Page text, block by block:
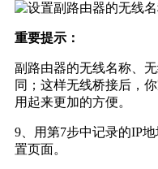
重要提示：
副路由器的无线名称、
同；这样无线桥接后，
用起来更加的方便。
9、用第7步中记录的IP
置页面。